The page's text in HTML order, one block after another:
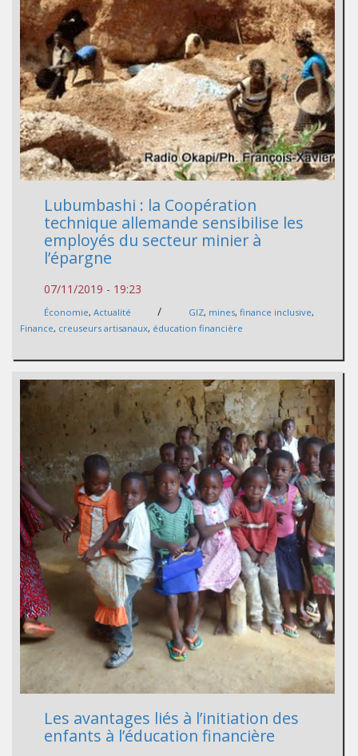
Lubumbashi : la Coopération
technique allemande sensibilise les
employés du secteur minier à
l’épargne
07/11/2019 - 19:23
Économie, Actualité / GIZ, mines, finance inclusive,
Finance, creuseurs artisanaux, éducation financière
Les avantages liés à l’initiation des
enfants à l’éducation financière